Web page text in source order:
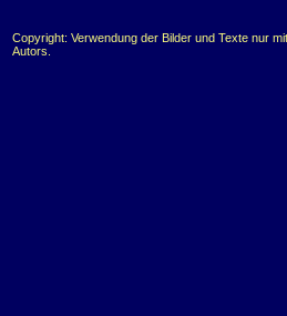
Copyright: Verwendung der Bilder und Texte nur
Autors.